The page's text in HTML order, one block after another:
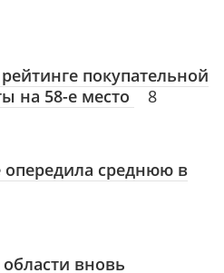
покупательной
на 58-е место
8
среднюю в
вновь